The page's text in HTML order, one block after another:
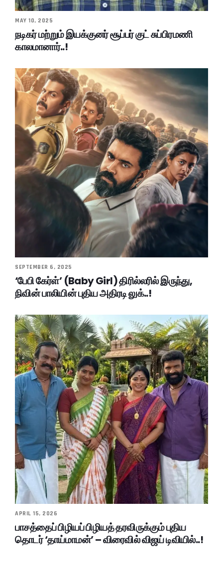
MAY 10, 2025
நடிகர் மற்றும் இயக்குனர் சூப்பர் குட் சுப்பிரமணி
காலமானார்..!
SEPTEMBER 6, 2025
‘பேபி கேர்ள்’ (Baby Girl) திரில்லரில் இருந்து,
நிவின் பாலியின் புதிய அதிரடி லுக்..!
APRIL 15, 2026
பாசத்தைப் பிழியப் பிழியத் தரவிருக்கும் புதிய
தொடர் ‘தாய்மாமன்’ – விரைவில் விஜய் டிவியில்..!